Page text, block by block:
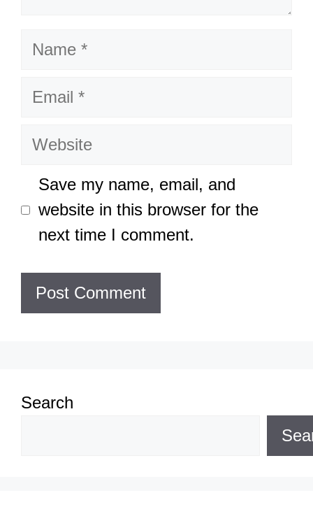
Name
Email
Website
Save my name, email, and
website in this browser for the
next time I comment.
Search